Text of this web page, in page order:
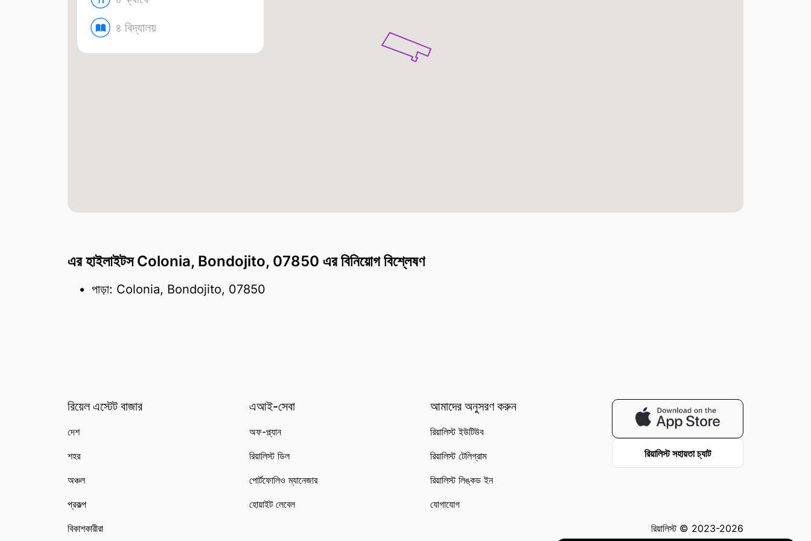
৪ বিদ্যালয়
এর হাইলাইটস Colonia, Bondojito, 07850 এর বিনিয়োগ বিশ্লেষণ
পাড়া: Colonia, Bondojito, 07850
রিয়েল এস্টেট বাজার
দেশ
শহর
অঞ্চল
প্রকল্প
বিকাশকারীরা
এআই-সেবা
অফ-প্ল্যান
রিয়ালিস্ট ডিল
পোর্টফোলিও ম্যানেজার
হোয়াইট লেবেল
আমাদের অনুসরণ করুন
রিয়ালিস্ট ইউটিউব
রিয়ালিস্ট টেলিগ্রাম
রিয়ালিস্ট লিঙ্কড ইন
যোগাযোগ
রিয়ালিস্ট সহায়তা চ্যাট
রিয়ালিস্ট © 2023-2026